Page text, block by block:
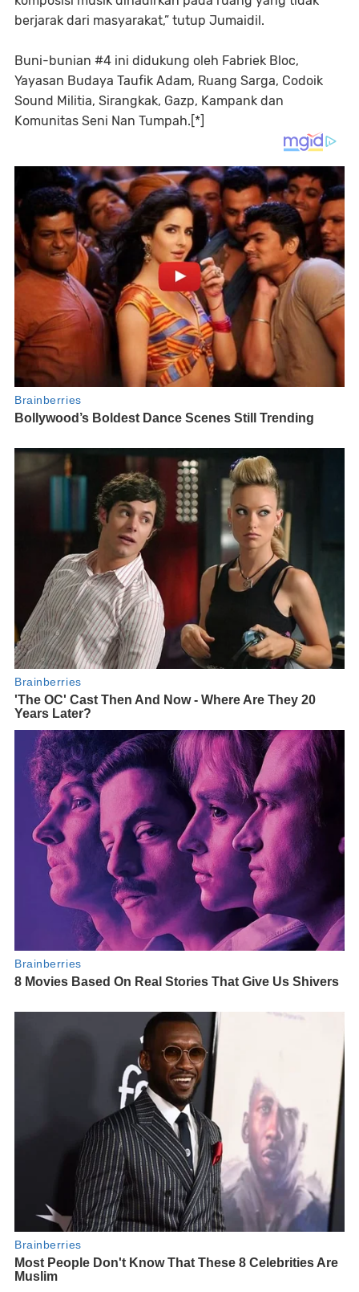
berjarak dari masyarakat,” tutup Jumaidil.
Buni-bunian #4 ini didukung oleh Fabriek Bloc,
Yayasan Budaya Taufik Adam, Ruang Sarga, Codoik
Sound Militia, Sirangkak, Gazp, Kampank dan
Komunitas Seni Nan Tumpah.[*]